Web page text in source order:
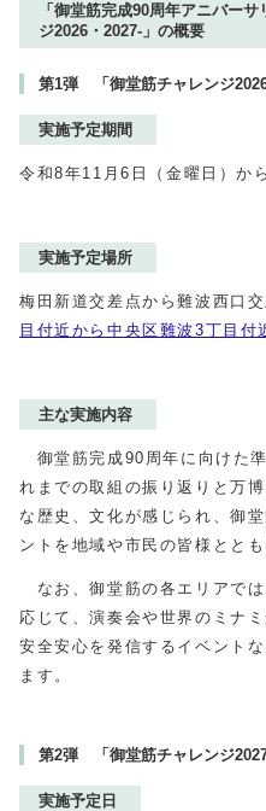
「御堂筋完成90周年アニバー
ジ2026・2027-」の概要
第1弾 「御堂筋チャレンジ
実施予定期間
令和8年11月6日（金曜日）か
実施予定場所
梅田新道交差点から難波西口
目付近から中央区難波3丁目付
主な実施内容
御堂筋完成90周年に向けた
れまでの取組の振り返りと万
な歴史、文化が感じられ、御
ントを地域や市民の皆様とと
なお、御堂筋の各エリアで
応じて、演奏会や世界のミナ
安全安心を発信するイベント
ます。
第2弾 「御堂筋チャレンジ
実施予定日